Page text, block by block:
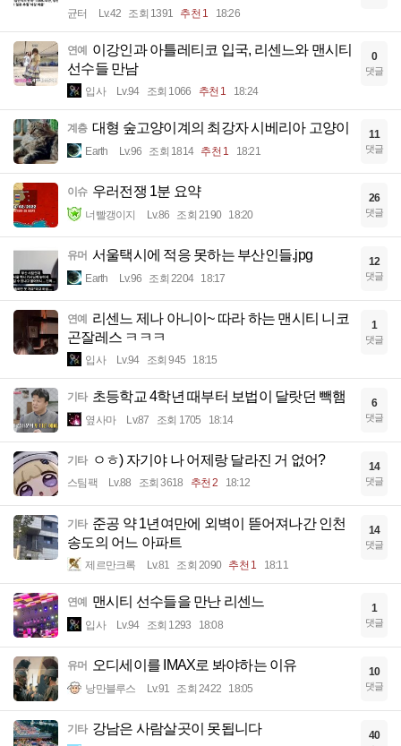
균터 Lv.42 조회 1391 추천 1 18:26
연예
이강인과 아틀레티코 입국, 리센느와 맨시티
선수들 만남
입사 Lv.94 조회 1066 추천 1 18:24
0
댓글
계층 대형 숲고양이계의 최강자 시베리아 고양이
Earth Lv.96 조회 1814 추천 1 18:21
11
댓글
이슈 우러전쟁 1분 요약
너빨갱이지 Lv.86 조회 2190 18:20
26
댓글
유머 서울택시에 적응 못하는 부산인들.jpg
Earth Lv.96 조회 2204 18:17
12
댓글
연예
리센느 제나 아니이~ 따라 하는 맨시티 니코
곤잘레스 ㅋㅋㅋ
입사 Lv.94 조회 945 18:15
1
댓글
기타 초등학교 4학년 때부터 보법이 달랏던 빽햄
옆사마 Lv.87 조회 1705 18:14
6
댓글
기타 ㅇㅎ) 자기야 나 어제랑 달라진 거 없어?
스팀팩 Lv.88 조회 3618 추천 2 18:12
14
댓글
기타 준공 약 1년여만에 외벽이 뜯어져나간 인천
송도의 어느 아파트
제르만크록 Lv.81 조회 2090 추천 1 18:11
14
댓글
연예 맨시티 선수들을 만난 리센느
입사 Lv.94 조회 1293 18:08
1
댓글
유머 오디세이를 IMAX로 봐야하는 이유
낭만블루스 Lv.91 조회 2422 18:05
10
댓글
기타 강남은 사람살곳이 못됩니다 40